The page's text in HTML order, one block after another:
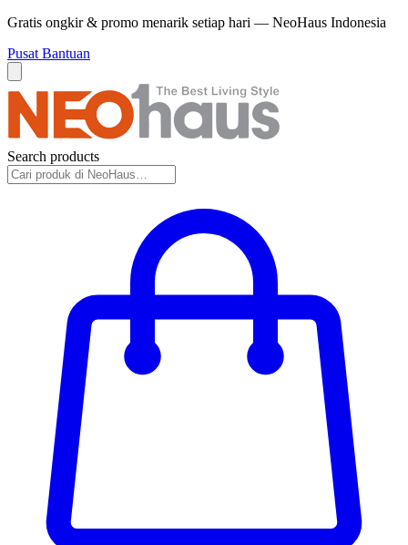
Gratis ongkir & promo menarik setiap hari — NeoHaus Indonesia
Pusat Bantuan
Search products